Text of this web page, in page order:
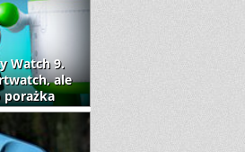
Watch 9.
ale
porażka